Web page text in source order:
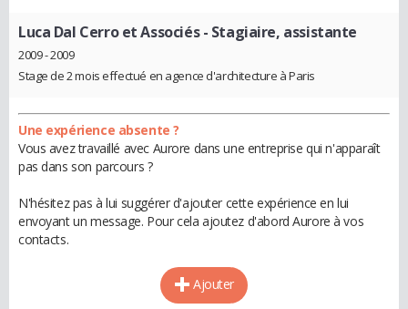
Luca Dal Cerro et Associés- Stagiaire, assistante
2009 - 2009
Stage de 2 mois effectué en agence d'architecture à Paris
Une expérience absente ?
Vous avez travaillé avec Aurore dans une entreprise qui n'apparaît
pas dans son parcours ?
N'hésitez pas à lui suggérer d'ajouter cette expérience en lui
envoyant un message. Pour cela ajoutez d'abord Aurore à vos
contacts.
Ajouter